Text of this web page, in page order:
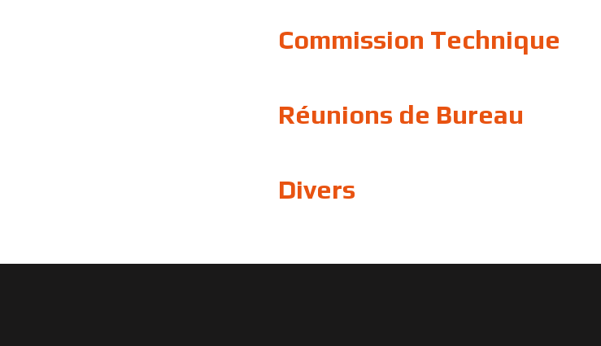
Commission Technique
Réunions de Bureau
Divers